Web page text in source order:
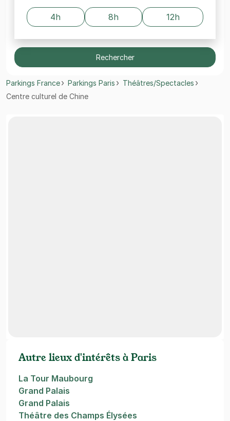
4h 8h 12h
Rechercher
Parkings France Parkings Paris
Théâtres/Spectacles
Centre culturel de Chine
Autre lieux d'intérêts à Paris
La Tour Maubourg
Grand Palais
Grand Palais
Théâtre des Champs Élysées